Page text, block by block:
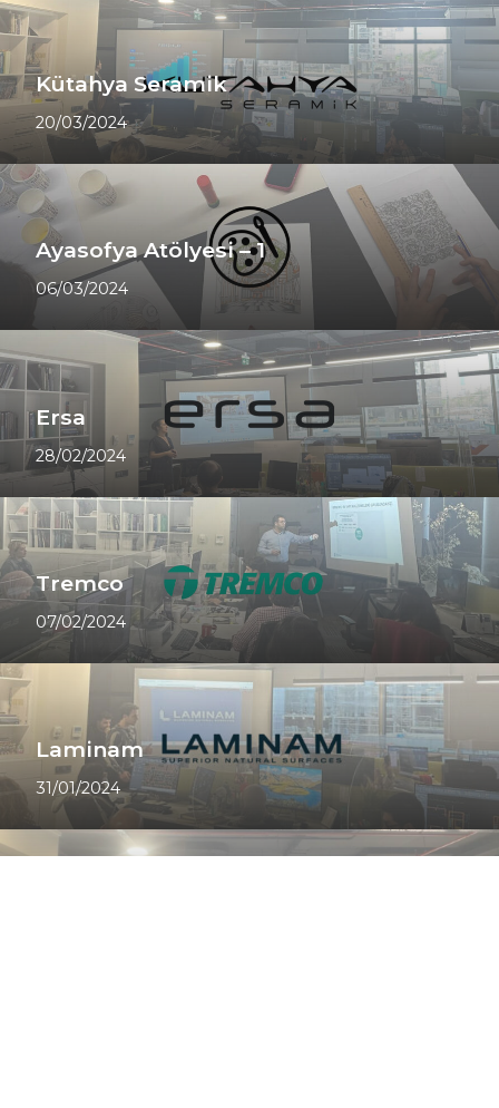
Kütahya Seramik
20/03/2024
Ayasofya Atölyesi – 1
06/03/2024
Ersa
28/02/2024
Tremco
07/02/2024
Laminam
31/01/2024